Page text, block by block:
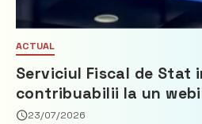
ACTUAL
Serviciul Fiscal de Stat
contribuabilii la un
privind calculul
23/07/2026